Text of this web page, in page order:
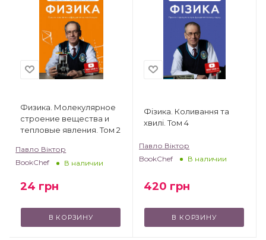
Физика. Молекулярное
строение вещества и
тепловые явления. Том 2
Павло Віктор
BookChef
В наличии
24 грн
В КОРЗИНУ
Фізика. Коливання та
хвилі. Том 4
Павло Віктор
BookChef
В наличии
420 грн
В КОРЗИНУ